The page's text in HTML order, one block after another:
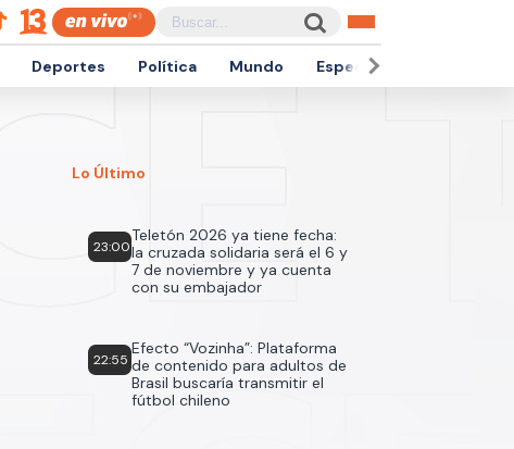
Deportes Política Mundo Espectáculos
Lo Último
23:00
Teletón 2026 ya tiene fecha:
la cruzada solidaria será el 6 y
7 de noviembre y ya cuenta
con su embajador
22:55
Efecto “Vozinha”: Plataforma
de contenido para adultos de
Brasil buscaría transmitir el
fútbol chileno